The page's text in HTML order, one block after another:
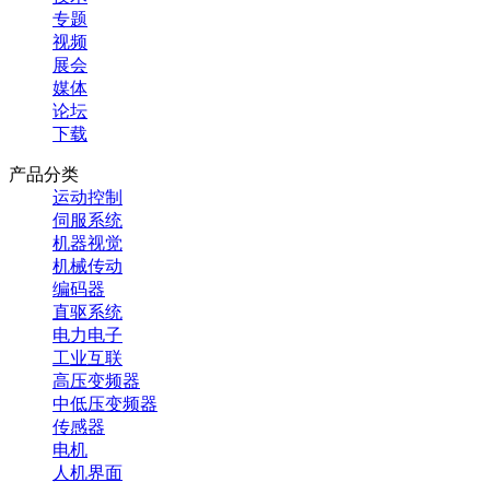
专题
视频
展会
媒体
论坛
下载
产品分类
运动控制
伺服系统
机器视觉
机械传动
编码器
直驱系统
电力电子
工业互联
高压变频器
中低压变频器
传感器
电机
人机界面